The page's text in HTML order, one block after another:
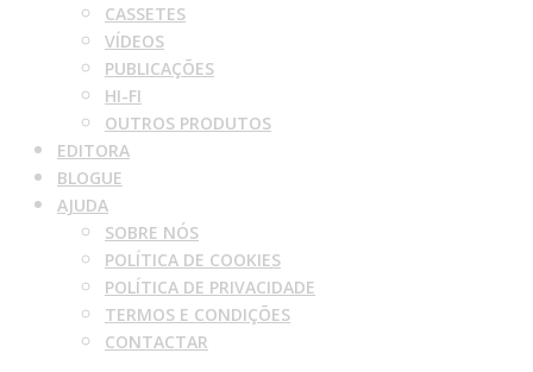
CASSETES
VÍDEOS
PUBLICAÇÕES
HI-FI
OUTROS PRODUTOS
EDITORA
BLOGUE
AJUDA
SOBRE NÓS
POLÍTICA DE COOKIES
POLÍTICA DE PRIVACIDADE
TERMOS E CONDIÇÕES
CONTACTAR